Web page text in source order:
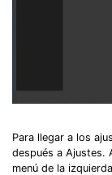
Para llegar a los
después a Ajustes.󠀲󠀧󠀨󠀦󠀤󠀧󠀠󠀩󠀳󠀰
menú de la